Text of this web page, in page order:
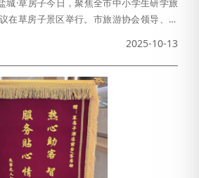
城·草房子今日，聚焦全市中小学生研学旅
在草房子景区举行。市旅游协会领导、研
，总结交流近年来我市中小学生研学旅行
面临的新形势和新问题，探讨工作机制优
点工作，共绘盐城中小学生研学旅行高质
选址在国内首家儿童文学研学
2025-10-13